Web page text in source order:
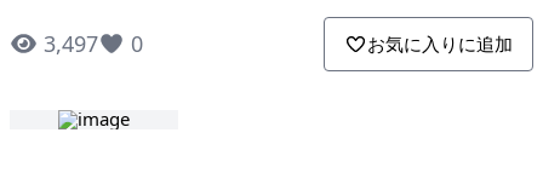
3,497 0 お気に入りに追加